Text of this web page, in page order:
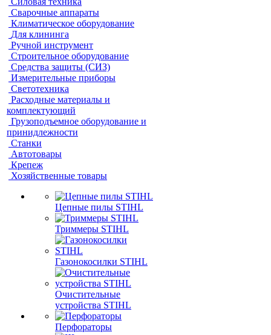
Сварочные аппараты
Климатическое оборудование
Для клининга
Ручной инструмент
Строительное оборудование
Средства защиты (СИЗ)
Измерительные приборы
Светотехника
Расходные материалы и
комплектующий
Грузоподъемное оборудование и
принидлежности
Станки
Автотовары
Крепеж
Хозяйственные товары
Цепные пилы STIHL
Триммеры STIHL
Газонокосилки STIHL
Очистительные
устройства STIHL
Перфораторы